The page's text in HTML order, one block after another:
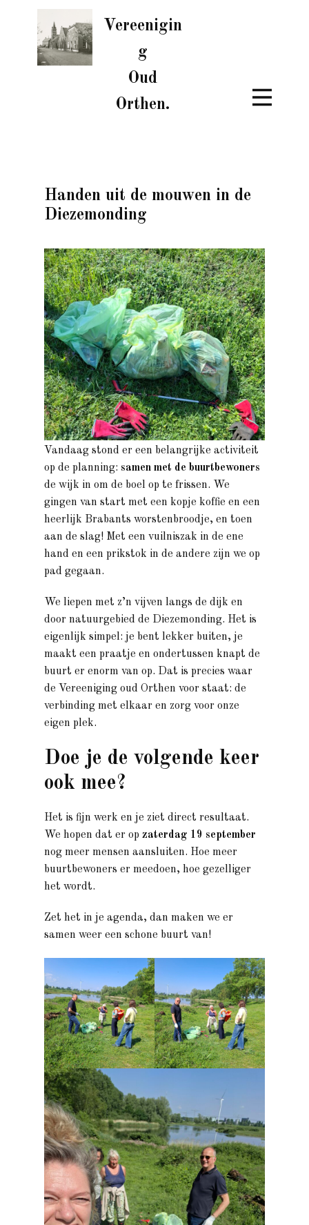
Vereenigin
g
Oud
Orthen.
Handen uit de mouwen in de
Diezemonding
Vandaag stond er een belangrijke activiteit
op de planning: samen met de buurtbewoners
de wijk in om de boel op te frissen. We
gingen van start met een kopje koffie en een
heerlijk Brabants worstenbroodje, en toen
aan de slag! Met een vuilniszak in de ene
hand en een prikstok in de andere zijn we op
pad gegaan.
We liepen met z’n vijven langs de dijk en
door natuurgebied de Diezemonding. Het is
eigenlijk simpel: je bent lekker buiten, je
maakt een praatje en ondertussen knapt de
buurt er enorm van op. Dat is precies waar
de Vereeniging oud Orthen voor staat: de
verbinding met elkaar en zorg voor onze
eigen plek.
Doe je de volgende keer
ook mee?
Het is fijn werk en je ziet direct resultaat.
We hopen dat er op zaterdag 19 september
nog meer mensen aansluiten. Hoe meer
buurtbewoners er meedoen, hoe gezelliger
het wordt.
Zet het in je agenda, dan maken we er
samen weer een schone buurt van!